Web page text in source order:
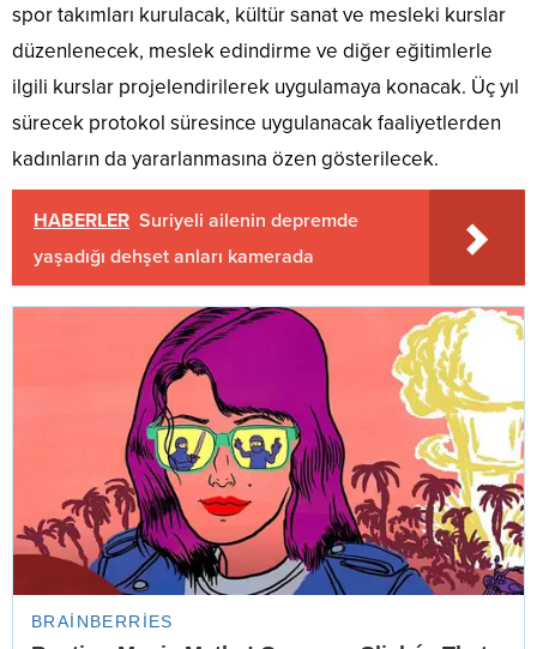
spor takımları kurulacak, kültür sanat ve mesleki kurslar
düzenlenecek, meslek edindirme ve diğer eğitimlerle
ilgili kurslar projelendirilerek uygulamaya konacak. Üç yıl
sürecek protokol süresince uygulanacak faaliyetlerden
kadınların da yararlanmasına özen gösterilecek.
HABERLER Suriyeli ailenin depremde
yaşadığı dehşet anları kamerada